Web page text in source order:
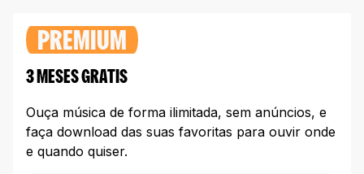
PREMIUM
3 MESES GRATIS
Ouça música de forma ilimitada, sem anúncios, e
faça download das suas favoritas para ouvir onde
e quando quiser.